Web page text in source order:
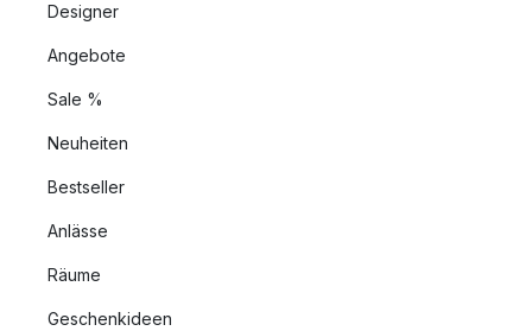
Designer
Angebote
Sale %
Neuheiten
Bestseller
Anlässe
Räume
Geschenkideen